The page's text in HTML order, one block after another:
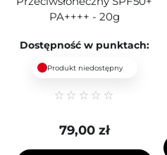
PA++++ - 20g
Dostępność w punktach:
Produkt niedostępny
79,00 zł